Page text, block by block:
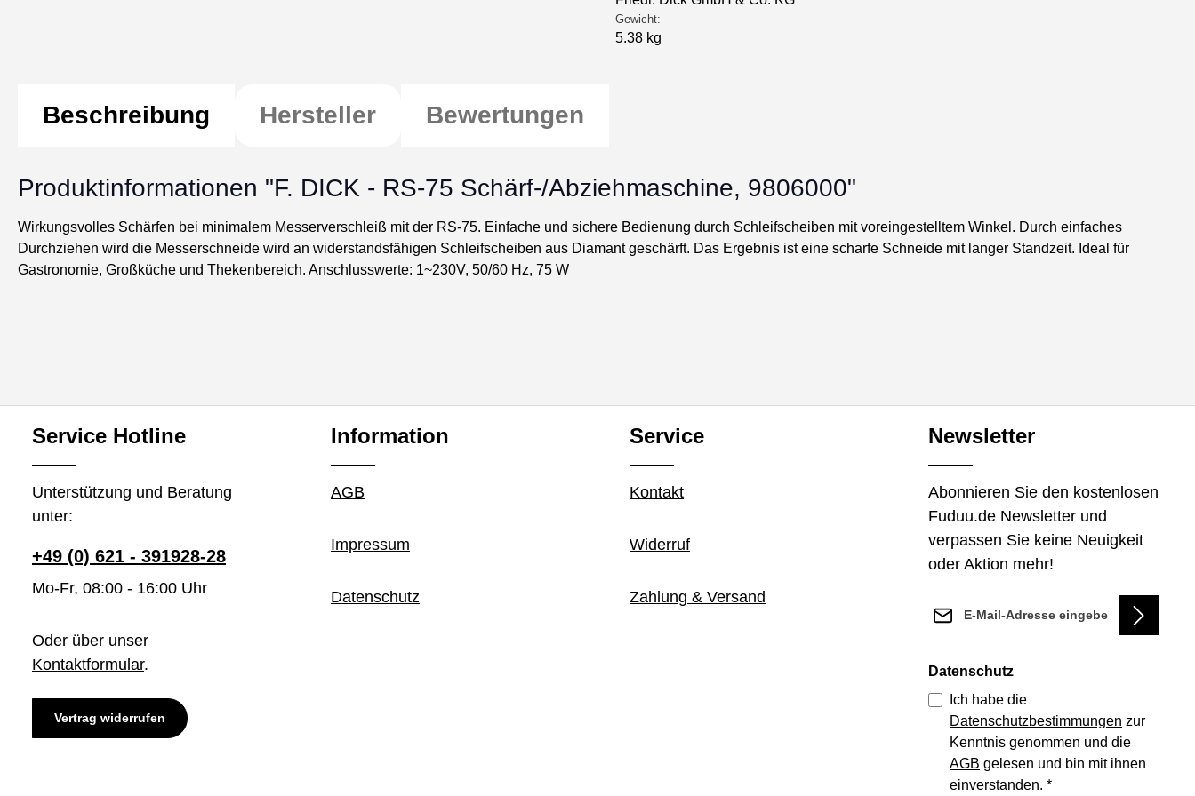
Gewicht:
5.38 kg
Beschreibung Hersteller Bewertungen
Produktinformationen "F. DICK - RS-75 Schärf-/Abziehmaschine, 9806000"
Wirkungsvolles Schärfen bei minimalem Messerverschleiß mit der RS-75. Einfache und sichere Bedienung durch Schleifscheiben mit voreingestelltem Winkel. Durch einfaches
Durchziehen wird die Messerschneide wird an widerstandsfähigen Schleifscheiben aus Diamant geschärft. Das Ergebnis ist eine scharfe Schneide mit langer Standzeit. Ideal für
Gastronomie, Großküche und Thekenbereich. Anschlusswerte: 1~230V, 50/60 Hz, 75 W
Service Hotline
Unterstützung und Beratung
unter:
+49 (0) 621 - 391928-28
Mo-Fr, 08:00 - 16:00 Uhr
Oder über unser
Kontaktformular.
Vertrag widerrufen
Information
AGB
Impressum
Datenschutz
Service
Kontakt
Widerruf
Zahlung & Versand
Newsletter
Abonnieren Sie den kostenlosen
Fuduu.de Newsletter und
verpassen Sie keine Neuigkeit
oder Aktion mehr!
Datenschutz
Ich habe die
Datenschutzbestimmungen zur
Kenntnis genommen und die
AGB gelesen und bin mit ihnen
einverstanden. *